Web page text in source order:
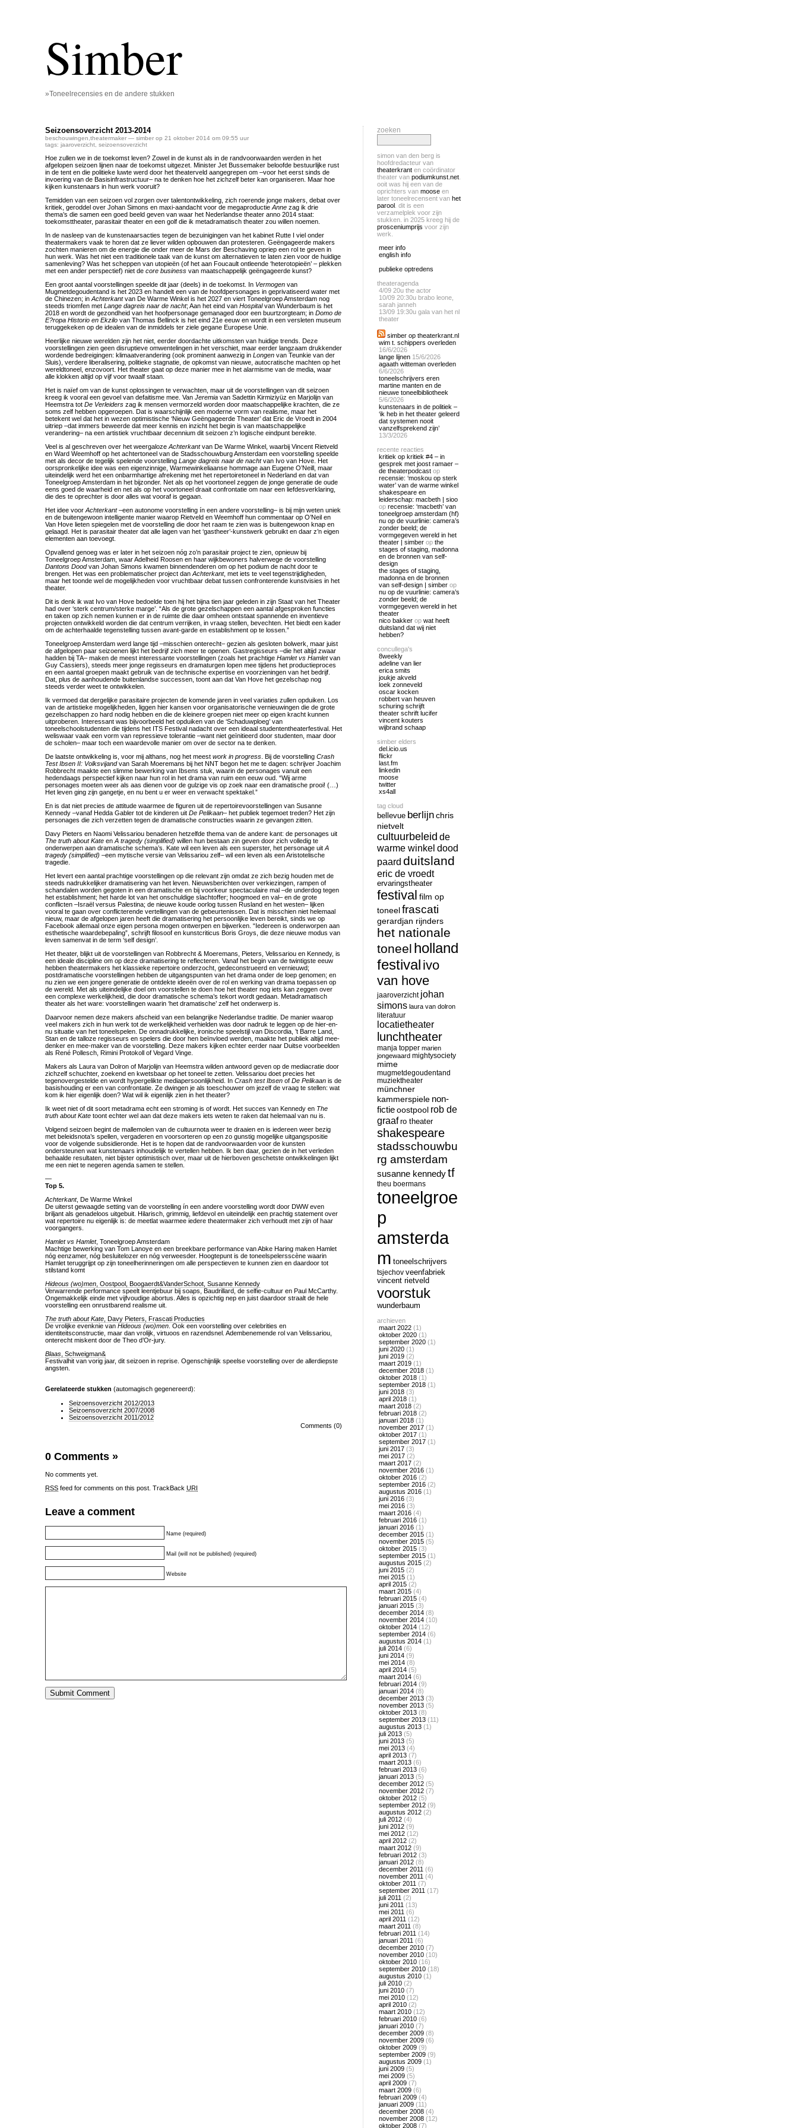
Simber
»Toneelrecensies en de andere stukken
Seizoensoverzicht 2013-2014
beschouwingen theatermaker — simber op 21 oktober 2014 om 09:55 uur
tags: jaaroverzicht seizoensoverzicht
Hoe zullen we in de toekomst leven? Zowel in de kunst als in de randvoorwaarden werden in het
afgelopen seizoen lijnen naar de toekomst uitgezet. Minister Jet Bussemaker beloofde bestuurlijke rust
in de tent en die politieke luwte werd door het theaterveld aangegrepen om –voor het eerst sinds de
invoering van de Basisinfrastructuur– na te denken hoe het zichzelf beter kan organiseren. Maar hoe
kijken kunstenaars in hun werk vooruit?
Temidden van een seizoen vol zorgen over talentontwikkeling, zich roerende jonge makers, debat over
kritiek, geroddel over Johan Simons en maxi-aandacht voor de megaproductie Anne zag ik drie
thema’s die samen een goed beeld geven van waar het Nederlandse theater anno 2014 staat:
toekomsttheater, parasitair theater en een golf die ik metadramatisch theater zou willen noemen.
In de nasleep van de kunstenaarsacties tegen de bezuinigingen van het kabinet Rutte I viel onder
theatermakers vaak te horen dat ze liever wilden opbouwen dan protesteren. Geëngageerde makers
zochten manieren om de energie die onder meer de Mars der Beschaving opriep een rol te geven in
hun werk. Was het niet een traditionele taak van de kunst om alternatieven te laten zien voor de huidige
samenleving? Was het scheppen van utopieën (of het aan Foucault ontleende ‘heterotopieën’ – plekken
met een ander perspectief) niet de core business van maatschappelijk geëngageerde kunst?
Een groot aantal voorstellingen speelde dit jaar (deels) in de toekomst. In Vermogen van
Mugmetdegoudentand is het 2023 en handelt een van de hoofdpersonages in geprivatiseerd water met
de Chinezen; in Achterkantvan De Warme Winkel is het 2027 en viert Toneelgroep Amsterdam nog
steeds triomfen met Lange dagreis naar de nacht; Aan het eind van Hospitalvan Wunderbaum is het
2018 en wordt de gezondheid van het hoofpersonage gemanaged door een buurtzorgteam; in Domo de
E?ropa Historio en Ekzilo van Thomas Bellinck is het eind 21e eeuw en wordt in een versleten museum
teruggekeken op de idealen van de inmiddels ter ziele gegane Europese Unie.
Heerlijke nieuwe werelden zijn het niet, eerder doordachte uitkomsten van huidige trends. Deze
voorstellingen zien geen disruptieve omwentelingen in het verschiet, maar eerder langzaam drukkender
wordende bedreigingen: klimaatverandering (ook prominent aanwezig in Longen van Teunkie van der
Sluis), verdere liberalisering, politieke stagnatie, de opkomst van nieuwe, autocratische machten op het
wereldtoneel, enzovoort. Het theater gaat op deze manier mee in het alarmisme van de media, waar
alle klokken altijd op vijf voor twaalf staan.
Het is naïef om van de kunst oplossingen te verwachten, maar uit de voorstellingen van dit seizoen
kreeg ik vooral een gevoel van defaitisme mee. Van Jeremia van Sadettin Kirmiziyüz en Marjolijn van
Heemstra tot De Verleiders zag ik mensen vermorzeld worden door maatschappelijke krachten, die ze
soms zelf hebben opgeroepen. Dat is waarschijnlijk een moderne vorm van realisme, maar het
betekent wel dat het in wezen optimistische ‘Nieuw Geëngageerde Theater’ dat Eric de Vroedt in 2004
uitriep –dat immers beweerde dat meer kennis en inzicht het begin is van maatschappelijke
verandering– na een artistiek vruchtbaar decennium dit seizoen z’n logische eindpunt bereikte.
Veel is al geschreven over het weergaloze Achterkantvan De Warme Winkel, waarbij Vincent Rietveld
en Ward Weemhoff op het achtertoneel van de Stadsschouwburg Amsterdam een voorstelling speelde
met als decor de tegelijk spelende voorstelling Lange dagreis naar de nachtvan Ivo van Hove. Het
oorspronkelijke idee was een eigenzinnige, Warmewinkeliaanse hommage aan Eugene O’Neill, maar
uiteindelijk werd het een onbarmhartige afrekening met het repertoiretoneel in Nederland en dat van
Toneelgroep Amsterdam in het bijzonder. Net als op het voortoneel zeggen de jonge generatie de oude
eens goed de waarheid en net als op het voortoneel draait confrontatie om naar een liefdesverklaring,
die des te oprechter is door alles wat vooraf is gegaan.
Het idee voor Achterkant–een autonome voorstelling ín een andere voorstelling– is bij mijn weten uniek
en de buitengewoon intelligente manier waarop Rietveld en Weemhoff hun commentaar op O’Neil en
Van Hove lieten spiegelen met de voorstelling die door het raam te zien was is buitengewoon knap en
gelaagd. Het is parasitair theater dat alle lagen van het ‘gastheer’-kunstwerk gebruikt en daar z’n eigen
elementen aan toevoegt.
Opvallend genoeg was er later in het seizoen nóg zo’n parasitair project te zien, opnieuw bij
Toneelgroep Amsterdam, waar Adelheid Roosen en haar wijkbewoners halverwege de voorstelling
Dantons Doodvan Johan Simons kwamen binnendenderen om op het podium de nacht door te
brengen. Het was een problematischer project dan Achterkant, met iets te veel tegenstrijdigheden,
maar het toonde wel de mogelijkheden voor vruchtbaar debat tussen confronterende kunstvisies in het
theater.
Dit is denk ik wat Ivo van Hove bedoelde toen hij het bijna tien jaar geleden in zijn Staat van het Theater
had over ‘sterk centrum/sterke marge’. “Als de grote gezelschappen een aantal afgesproken functies
en taken op zich nemen kunnen er in de ruimte die daar omheen ontstaat spannende en inventieve
projecten ontwikkeld worden die dat centrum verrijken, in vraag stellen, bevechten. Het biedt een kader
om de achterhaalde tegenstelling tussen avant-garde en establishment op te lossen.”
Toneelgroep Amsterdam werd lange tijd –misschien onterecht– gezien als gesloten bolwerk, maar juist
de afgelopen paar seizoenen lijkt het bedrijf zich meer te openen. Gastregisseurs –die het altijd zwaar
hadden bij TA– maken de meest interessante voorstellingen (zoals het prachtige Hamlet vs Hamletvan
Guy Cassiers), steeds meer jonge regisseurs en dramaturgen lopen mee tijdens het productieproces
en een aantal groepen maakt gebruik van de technische expertise en voorzieningen van het bedrijf.
Dat, plus de aanhoudende buitenlandse successen, toont aan dat Van Hove het gezelschap nog
steeds verder weet te ontwikkelen.
Ik vermoed dat dergelijke parasitaire projecten de komende jaren in veel variaties zullen opduiken. Los
van de artistieke mogelijkheden, liggen hier kansen voor organisatorische vernieuwingen die de grote
gezelschappen zo hard nodig hebben en die de kleinere groepen niet meer op eigen kracht kunnen
uitproberen. Interessant was bijvoorbeeld het opduiken van de ‘Schaduwploeg’ van
toneelschoolstudenten die tijdens het ITS Festival nadacht over een ideaal studententheaterfestival. Het
weliswaar vaak een vorm van repressieve tolerantie –want niet geïnitieerd door studenten, maar door
de scholen– maar toch een waardevolle manier om over de sector na te denken.
De laatste ontwikkeling is, voor mij althans, nog het meest work in progress . Bij de voorstelling Crash
Test Ibsen II: Volksvijandvan Sarah Moeremans bij het NNT begon het me te dagen: schrijver Joachim
Robbrecht maakte een slimme bewerking van Ibsens stuk, waarin de personages vanuit een
hedendaags perspectief kijken naar hun rol in het drama van ruim een eeuw oud. “Wij arme
personages moeten weer als aas dienen voor de gulzige vis op zoek naar een dramatische prooi! (…)
Het leven ging zijn gangetje, en nu bent u er weer en verwacht spektakel.”
En is dat niet precies de attitude waarmee de figuren uit de repertoirevoorstellingen van Susanne
Kennedy –vanaf Hedda Gabler tot de kinderen uit De Pelikaan– het publiek tegemoet treden? Het zijn
personages die zich verzetten tegen de dramatische constructies waarin ze gevangen zitten.
Davy Pieters en Naomi Velissariou benaderen hetzelfde thema van de andere kant: de personages uit
The truth about Kate en A tragedy (simplified) willen hun bestaan zin geven door zich volledig te
onderwerpen aan dramatische schema’s. Kate wil een leven als een superster, het personage uit A
tragedy (simplified) –een mytische versie van Velissariou zelf– wil een leven als een Aristotelische
tragedie.
Het levert een aantal prachtige voorstellingen op die relevant zijn omdat ze zich bezig houden met de
steeds nadrukkelijker dramatisering van het leven. Nieuwsberichten over verkiezingen, rampen of
schandalen worden gegoten in een dramatische en bij voorkeur spectaculaire mal –de underdog tegen
het establishment; het harde lot van het onschuldige slachtoffer; hoogmoed en val– en de grote
conflicten –Israël versus Palestina; de nieuwe koude oorlog tussen Rusland en het westen– lijken
vooral te gaan over conflicterende vertellingen van de gebeurtenissen. Dat is misschien niet helemaal
nieuw, maar de afgelopen jaren heeft die dramatisering het persoonlijke leven bereikt, sinds we op
Facebook allemaal onze eigen persona mogen ontwerpen en bijwerken. “Iedereen is onderworpen aan
esthetische waardebepaling”, schrijft filosoof en kunstcriticus Boris Groys, die deze nieuwe modus van
leven samenvat in de term ‘self design’.
Het theater, blijkt uit de voorstellingen van Robbrecht & Moeremans, Pieters, Velissariou en Kennedy, is
een ideale discipline om op deze dramatisering te reflecteren. Vanaf het begin van de twintigste eeuw
hebben theatermakers het klassieke repertoire onderzocht, gedeconstrueerd en vernieuwd;
postdramatische voorstellingen hebben de uitgangspunten van het drama onder de loep genomen; en
nu zien we een jongere generatie de ontdekte ideeën over de rol en werking van drama toepassen op
de wereld. Met als uiteindelijke doel om voorstellen te doen hoe het theater nog iets kan zeggen over
een complexe werkelijkheid, die door dramatische schema’s tekort wordt gedaan. Metadramatisch
theater als het ware: voorstellingen waarin ‘het dramatische’ zelf het onderwerp is.
Daarvoor nemen deze makers afscheid van een belangrijke Nederlandse traditie. De manier waarop
veel makers zich in hun werk tot de werkelijkheid verhielden was door nadruk te leggen op de hier-en-
nu situatie van het toneelspelen. De onnadrukkelijke, ironische speelstijl van Discordia, ’t Barre Land,
Stan en de talloze regisseurs en spelers die door hen beïnvloed werden, maakte het publiek altijd mee-
denker en mee-maker van de voorstelling. Deze makers kijken echter eerder naar Duitse voorbeelden
als René Pollesch, Rimini Protokoll of Vegard Vinge.
Makers als Laura van Dolron of Marjolijn van Heemstra wilden antwoord geven op de mediacratie door
zichzelf schuchter, zoekend en kwetsbaar op het toneel te zetten. Velissariou doet precies het
tegenovergestelde en wordt hypergelikte mediapersoonlijkheid. In Crash test Ibsen of De Pelikaan is de
basishouding er een van confrontatie. Ze dwingen je als toeschouwer om jezelf de vraag te stellen: wat
kom ik hier eigenlijk doen? Wat wil ik eigenlijk zien in het theater?
Ik weet niet of dit soort metadrama echt een stroming is of wordt. Het succes van Kennedy en The
truth about Kate toont echter wel aan dat deze makers iets weten te raken dat helemaal van nu is.
Volgend seizoen begint de mallemolen van de cultuurnota weer te draaien en is iedereen weer bezig
met beleidsnota’s spellen, vergaderen en voorsorteren op een zo gunstig mogelijke uitgangspositie
voor de volgende subsidieronde. Het is te hopen dat de randvoorwaarden voor de kunsten
ondersteunen wat kunstenaars inhoudelijk te vertellen hebben. Ik ben daar, gezien de in het verleden
behaalde resultaten, niet bijster optimistisch over, maar uit de hierboven geschetste ontwikkelingen lijkt
me een niet te negeren agenda samen te stellen.
—
Top 5.
Achterkant, De Warme Winkel
De uiterst gewaagde setting van de voorstelling ín een andere voorstelling wordt door DWW even
briljant als genadeloos uitgebuit. Hilarisch, grimmig, liefdevol en uiteindelijk een prachtig statement over
wat repertoire nu eigenlijk is: de meetlat waarmee iedere theatermaker zich verhoudt met zijn of haar
voorgangers.
Hamlet vs Hamlet, Toneelgroep Amsterdam
Machtige bewerking van Tom Lanoye en een breekbare performance van Abke Haring maken Hamlet
nóg eenzamer, nóg besluitelozer en nóg verweesder. Hoogtepunt is de toneelspelersscène waarin
Hamlet teruggrijpt op zijn toneelherinneringen om alle perspectieven te kunnen zien en daardoor tot
stilstand komt
Hideous (wo)men , Oostpool, Boogaerdt&VanderSchoot, Susanne Kennedy
Verwarrende performance speelt leentjebuur bij soaps, Baudrillard, de selfie-cultuur en Paul McCarthy.
Ongemakkelijk einde met vijfvoudige abortus. Alles is opzichtig nep en juist daardoor straalt de hele
voorstelling een onrustbarend realisme uit.
The truth about Kate , Davy Pieters, Frascati Producties
De vrolijke evenknie van Hideous (wo)men . Ook een voorstelling over celebrities en
identiteitsconstructie, maar dan vrolijk, virtuoos en razendsnel. Adembenemende rol van Velissariou,
onterecht miskent door de Theo d’Or-jury.
Blaas , Schweigman&
Festivalhit van vorig jaar, dit seizoen in reprise. Ogenschijnlijk speelse voorstelling over de allerdiepste
angsten.
Gerelateerde stukken (automagisch gegenereerd):
Seizoensoverzicht 2012/2013
Seizoensoverzicht 2007/2008
Seizoensoverzicht 2011/2012
Comments (0)
0 Comments »
No comments yet.
RSS feed for comments on this post. TrackBack URI
Leave a comment
Name (required)
Mail (will not be published) (required)
Website
zoeken
simon van den berg is
hoofdredacteur van
theaterkrant en coördinator
theater van podiumkunst.net
ooit was hij een van de
oprichters van moose en
later toneelrecensent van het
parool . dit is een
verzamelplek voor zijn
stukken. in 2025 kreeg hij de
prosceniumprijs voor zijn
werk.
meer info
english info
publieke optredens
theateragenda
4/09 20u the actor
10/09 20:30u brabo leone,
sarah janneh
13/09 19:30u gala van het nl
theater
simber op theaterkrant.nl
wim t. schippers overleden
16/6/2026
lange lijnen 15/6/2026
agaath witteman overleden
6/6/2026
toneelschrijvers eren
martine manten en de
nieuwe toneelbibliotheek
5/6/2026
kunstenaars in de politiek –
‘ik heb in het theater geleerd
dat systemen nooit
vanzelfsprekend zijn’
13/3/2026
recente reacties
kritiek op kritiek #4 – in
gesprek met joost ramaer –
de theaterpodcast op
recensie: ‘moskou op sterk
water’ van de warme winkel
shakespeare en
leiderschap: macbeth | sioo
op recensie: ‘macbeth’ van
toneelgroep amsterdam (hf)
nu op de vuurlinie: camera’s
zonder beeld; de
vormgegeven wereld in het
theater | simber op the
stages of staging, madonna
en de bronnen van self-
design
the stages of staging,
madonna en de bronnen
van self-design | simber op
nu op de vuurlinie: camera’s
zonder beeld; de
vormgegeven wereld in het
theater
nico bakker op wat heeft
duitsland dat wij niet
hebben?
concullega's
8weekly
adeline van lier
erica smits
joukje akveld
loek zonneveld
oscar kocken
robbert van heuven
schuring schrijft
theater schrift lucifer
vincent kouters
wijbrand schaap
simber elders
del.icio.us
flickr
last.fm
linkedin
moose
twitter
xs4all
tag cloud
bellevue berlijnchris
nietvelt
cultuurbeleid de
warme winkel dood
paard duitsland
eric de vroedt
ervaringstheater
festival film op
toneelfrascati
gerardjan rijnders
het nationale
toneel holland
festival ivo
van hove
jaaroverzicht johan
simons laura van dolron
literatuur
locatietheater
lunchtheater
manja topper marien
jongewaard mightysociety
mime
mugmetdegoudentand
muziektheater
münchner
kammerspiele non-
fictieoostpool rob de
graaf ro theater
shakespeare
stadsschouwbu
rg amsterdam
susanne kennedytf
theu boermans
toneelgroe
p
amsterda
m toneelschrijvers
tsjechov veenfabriek
vincent rietveld
voorstuk
wunderbaum
archieven
maart 2022 (1)
oktober 2020 (1)
september 2020 (1)
juni 2020 (1)
juni 2019 (2)
maart 2019 (1)
december 2018 (1)
oktober 2018 (1)
september 2018 (1)
juni 2018 (3)
april 2018 (1)
maart 2018 (2)
februari 2018 (2)
januari 2018 (1)
november 2017 (1)
oktober 2017 (1)
september 2017 (1)
juni 2017 (3)
mei 2017 (2)
maart 2017 (2)
november 2016 (1)
oktober 2016 (2)
september 2016 (2)
augustus 2016 (1)
juni 2016 (3)
mei 2016 (3)
maart 2016 (4)
februari 2016 (1)
januari 2016 (1)
december 2015 (1)
november 2015 (5)
oktober 2015 (3)
september 2015 (1)
augustus 2015 (2)
juni 2015 (2)
mei 2015 (1)
april 2015 (2)
maart 2015 (4)
februari 2015 (4)
januari 2015 (3)
december 2014 (8)
november 2014 (10)
oktober 2014 (12)
september 2014 (6)
augustus 2014 (1)
juli 2014 (6)
juni 2014 (9)
mei 2014 (8)
april 2014 (5)
maart 2014 (6)
februari 2014 (9)
januari 2014 (8)
december 2013 (3)
november 2013 (5)
oktober 2013 (8)
september 2013 (11)
augustus 2013 (1)
juli 2013 (5)
juni 2013 (5)
mei 2013 (4)
april 2013 (7)
maart 2013 (6)
februari 2013 (6)
januari 2013 (5)
december 2012 (5)
november 2012 (7)
oktober 2012 (5)
september 2012 (9)
augustus 2012 (2)
juli 2012 (4)
juni 2012 (9)
mei 2012 (12)
april 2012 (2)
maart 2012 (9)
februari 2012 (3)
januari 2012 (8)
december 2011 (6)
november 2011 (4)
oktober 2011 (7)
september 2011 (17)
juli 2011 (2)
juni 2011 (13)
mei 2011 (6)
april 2011 (12)
maart 2011 (8)
februari 2011 (14)
januari 2011 (6)
december 2010 (7)
november 2010 (10)
oktober 2010 (16)
september 2010 (18)
augustus 2010 (1)
juli 2010 (2)
juni 2010 (7)
mei 2010 (12)
april 2010 (2)
maart 2010 (12)
februari 2010 (6)
januari 2010 (7)
december 2009 (8)
november 2009 (6)
oktober 2009 (9)
september 2009 (9)
augustus 2009 (1)
juni 2009 (5)
mei 2009 (5)
april 2009 (7)
maart 2009 (6)
februari 2009 (4)
januari 2009 (11)
december 2008 (4)
november 2008 (12)
oktober 2008 (7)